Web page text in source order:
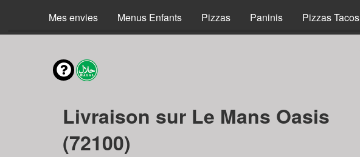
Mes envies Menus Enfants Pizzas Paninis Pizzas Tacos
Livraison sur Le Mans Oasis
(72100)